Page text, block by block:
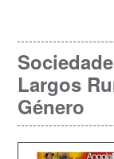
Largos
Género